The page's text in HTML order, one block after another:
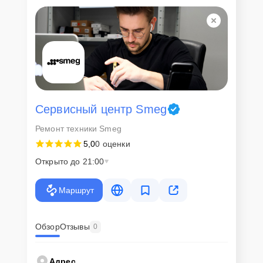
Для всех клиентов действуют демократичные и фиксированные
цены. Конечная стоимость работ обсуждается с клиентом и не в
коем случае не может измениться в процессе работ. Сервис не
навязывает клиентам дополнительные услуги и не
предусматривает скрытые платежи. Рассчитать предварительную
стоимость ремонта можно с помощью нашегоКалькулятора
Скорость диагностики и
ремонта
Наша компания ценит время клиентов и понимает важность
оперативного решения любых вопросов. В среднем, ремонт
клиент сможет забрать свой гаджет в этот же день. При
Внимание! Устройство отправляется на ремонт только после
согласования вариантов запчастей и стоимости ремонта с
изменена в процессе или после завершения работ.
Сервисный центр Smeg
Ремонт техники Smeg
5,00 оценки
Открыто до 21:00
Маршрут
ОбзорОтзывы 0
Адрес